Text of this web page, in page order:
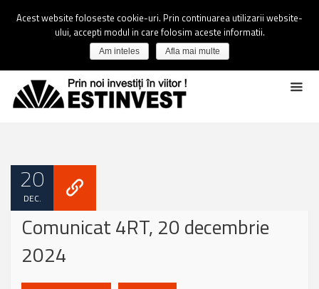
20
DEC.
Comunicat 4RT, 20 decembrie
2024
Acest website foloseste cookie-uri. Prin continuarea utilizarii website-
ului, accepti modul in care folosim aceste informatii.
Am inteles Afla mai multe